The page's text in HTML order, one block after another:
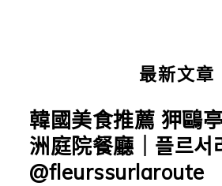
最新文章
韓國美食推薦 狎鷗
洲庭院餐廳｜플르서
@fleurssurlaroute